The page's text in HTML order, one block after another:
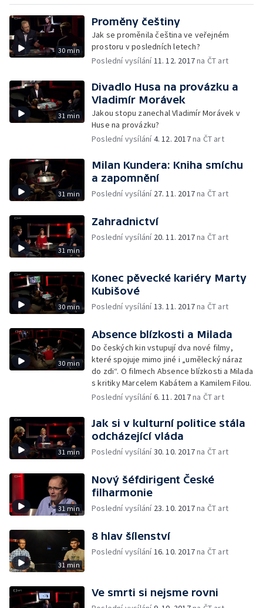
30 min
Proměny češtiny
Jak se proměnila čeština ve veřejném
prostoru v posledních letech?
Poslední vysílání11. 12. 2017na ČT art
31 min
Divadlo Husa na provázku a
Vladimír Morávek
Jakou stopu zanechal Vladimír Morávek v
Huse na provázku?
Poslední vysílání4. 12. 2017na ČT art
31 min
Milan Kundera: Kniha smíchu
a zapomnění
Poslední vysílání 27. 11. 2017na ČT art
31 min
Zahradnictví
Poslední vysílání 20. 11. 2017na ČT art
30 min
Konec pěvecké kariéry Marty
Kubišové
Poslední vysílání13. 11. 2017na ČT art
30 min
Absence blízkosti a Milada
Do českých kin vstupují dva nové filmy,
které spojuje mimo jiné i „umělecký náraz
do zdi“. O filmech Absence blízkosti a Milada
s kritiky Marcelem Kabátem a Kamilem Filou.
Poslední vysílání6. 11. 2017na ČT art
31 min
Jak si v kulturní politice stála
odcházející vláda
Poslední vysílání30. 10. 2017na ČT art
31 min
Nový šéfdirigent České
filharmonie
Poslední vysílání 23. 10. 2017na ČT art
31 min
8 hlav šílenství
Poslední vysílání16. 10. 2017na ČT art
Ve smrti si nejsme rovni